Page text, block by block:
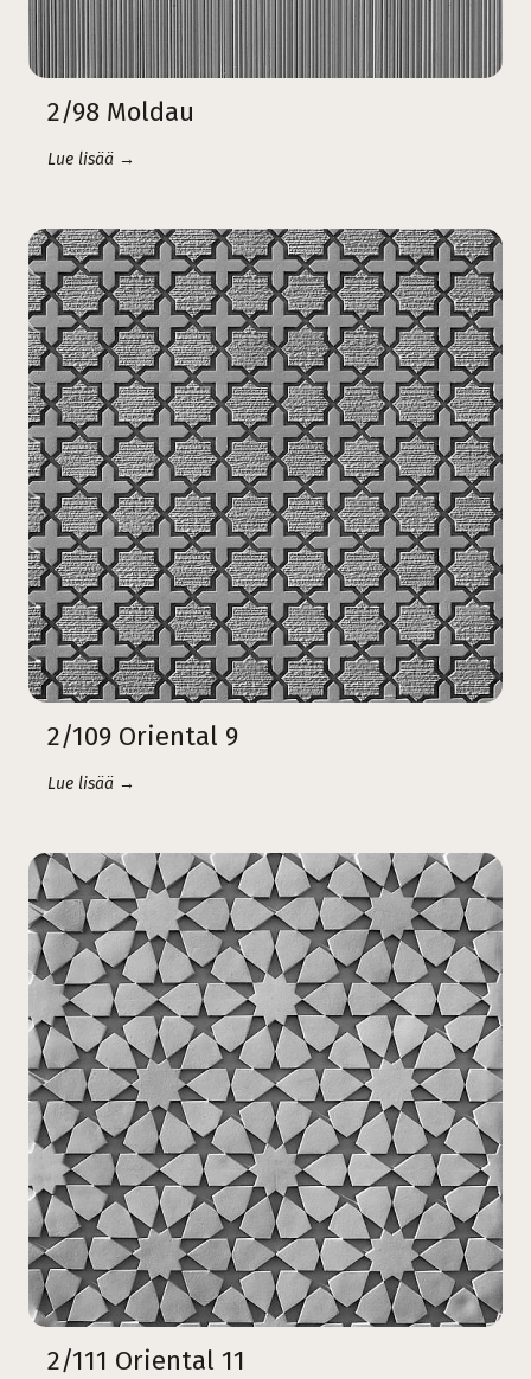
2/98 Moldau
Lue lisää →
2/109 Oriental 9
Lue lisää →
2/111 Oriental 11